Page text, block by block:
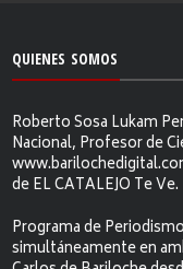
QUIENES SOMOS
Roberto Sosa Lukam
Nacional, Profesor de
de EL CATALEJO Te Ve.
Programa de
simultáneamente en